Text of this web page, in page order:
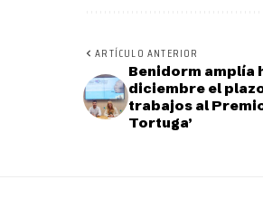
ARTÍCULO ANTERIOR
Benidorm amplía
diciembre el
trabajos al
Tortuga’